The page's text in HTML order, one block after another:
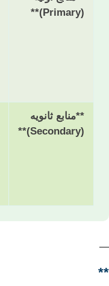
(Primary)**
**منابع ثانویه
(Secondary)**
—
**